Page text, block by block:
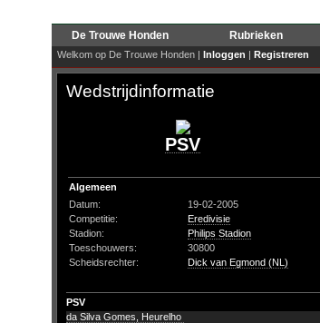
De Trouwe Honden Rubrieken
Welkom op De Trouwe Honden | Inloggen | Registreren
Wedstrijdinformatie
PSV
Algemeen
Datum:
19-02-2005
Competitie:
Eredivisie
Stadion:
Philips Stadion
Toeschouwers:
30800
Scheidsrechter:
Dick van Egmond (NL)
PSV
da Silva Gomes, Heurelho